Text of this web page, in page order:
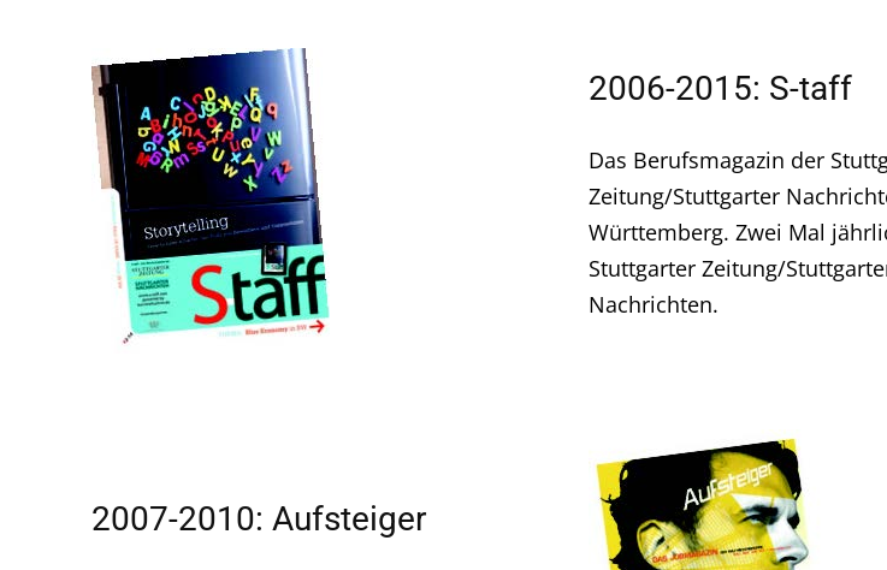
2006-2015: S-taff
Das Berufsmagazin der
Zeitung/Stuttgarter
Württemberg. Zwei Mal
Stuttgarter Zeitung/
Nachrichten.
2007-2010: Aufsteiger